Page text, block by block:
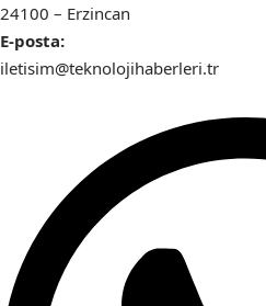
24100 – Erzincan
E-posta:
iletisim@teknolojihaberleri.tr